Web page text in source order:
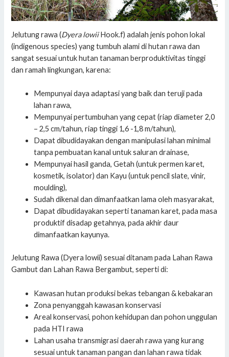
Jelutung rawa (Dyera lowiiHook.f) adalah jenis pohon lokal
(indigenous species) yang tumbuh alami di hutan rawa dan
sangat sesuai untuk hutan tanaman berproduktivitas tinggi
dan ramah lingkungan, karena:
Mempunyai daya adaptasi yang baik dan teruji pada
lahan rawa,
Mempunyai pertumbuhan yang cepat (riap diameter 2,0
– 2,5 cm/tahun, riap tinggi 1,6 -1,8 m/tahun),
Dapat dibudidayakan dengan manipulasi lahan minimal
tanpa pembuatan kanal untuk saluran drainase,
Mempunyai hasil ganda, Getah (untuk permen karet,
kosmetik, isolator) dan Kayu (untuk pencil slate, vinir,
moulding),
Sudah dikenal dan dimanfaatkan lama oleh masyarakat,
Dapat dibudidayakan seperti tanaman karet, pada masa
produktif disadap getahnya, pada akhir daur
dimanfaatkan kayunya.
Jelutung Rawa (Dyera lowii) sesuai ditanam pada Lahan Rawa
Gambut dan Lahan Rawa Bergambut, seperti di:
Kawasan hutan produksi bekas tebangan & kebakaran
Zona penyanggah kawasan konservasi
Areal konservasi, pohon kehidupan dan pohon unggulan
pada HTI rawa
Lahan usaha transmigrasi daerah rawa yang kurang
sesuai untuk tanaman pangan dan lahan rawa tidak